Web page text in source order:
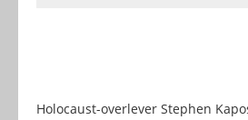
Holocaust-overlever Stephen